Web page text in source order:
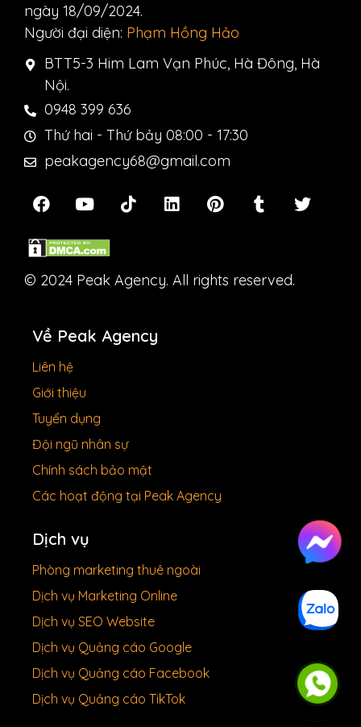
ngày 18/09/2024.
Người đại diện: Phạm Hồng Hảo
BTT5-3 Him Lam Vạn Phúc, Hà Đông, Hà
Nội.
0948 399 636
Thứ hai - Thứ bảy 08:00 - 17:30
peakagency68@gmail.com
© 2024 Peak Agency. All rights reserved.
Về Peak Agency
Liên hệ
Giới thiệu
Tuyển dụng
Đội ngũ nhân sự
Chính sách bảo mật
Các hoạt động tại Peak Agency
Dịch vụ
Phòng marketing thuê ngoài
Dịch vụ Marketing Online
Dịch vụ SEO Website
Dịch vụ Quảng cáo Google
Dịch vụ Quảng cáo Facebook
Dịch vụ Quảng cáo TikTok